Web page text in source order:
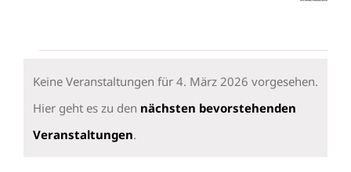
für
4.
März
Hinweis
Keine Veranstaltungen für 4. März 2026 vorgesehen.
Hier geht es zu den nächsten bevorstehenden
Veranstaltungen.